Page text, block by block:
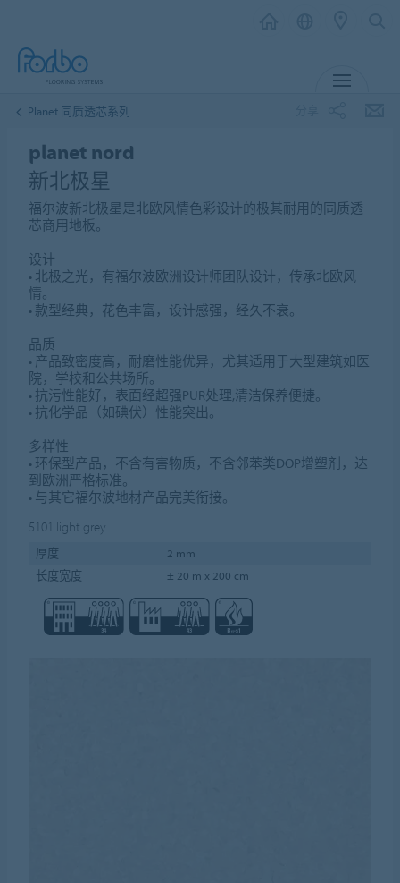
Planet 同质透芯系列
planet nord
新北极星
福尔波新北极星是北欧风情色彩设计的极其耐用的同质透
芯商用地板。
设计
• 北极之光，有福尔波欧洲设计师团队设计，传承北欧风
情。
• 款型经典，花色丰富，设计感强，经久不衰。
品质
• 产品致密度高，耐磨性能优异，尤其适用于大型建筑如医
院，学校和公共场所。
• 抗污性能好，表面经超强PUR处理,清洁保养便捷。
• 抗化学品（如碘伏）性能突出。
多样性
• 环保型产品，不含有害物质，不含邻苯类DOP增塑剂，达
到欧洲严格标准。
• 与其它福尔波地材产品完美衔接。
5101 light grey
厚度
2 mm
长度宽度
± 20 m x 200 cm